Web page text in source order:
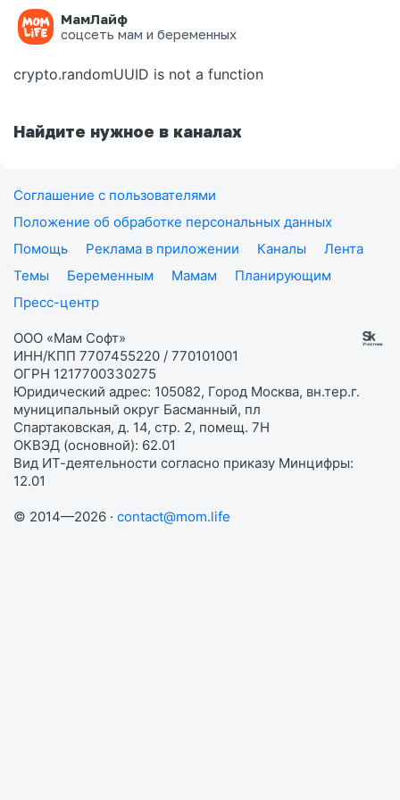
МамЛайф
соцсеть мам и беременных
Ошибка на странице
crypto.randomUUID is not a function
Найдите нужное в каналах
Соглашение с пользователями
Положение об обработке персональных данных
Помощь
Реклама в приложении Каналы
Лента
Темы
Беременным Мамам
Планирующим
Пресс-центр
ООО «Мам Софт»
ИНН/КПП 7707455220 / 770101001
ОГРН 1217700330275
Юридический адрес: 105082, Город Москва, вн.тер.г.
муниципальный округ Басманный, пл
Спартаковская, д. 14, стр. 2, помещ. 7Н
ОКВЭД (основной): 62.01
Вид ИТ-деятельности согласно приказу Минцифры:
12.01
© 2014—2026 · contact@mom.life